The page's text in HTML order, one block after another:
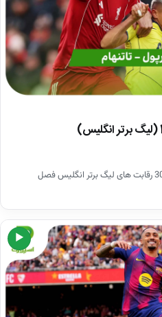
خلاصه بازی لیورپول – تاتنهام در هفته 30 رقابت های لیگ برتر انگلیس فصل
▶